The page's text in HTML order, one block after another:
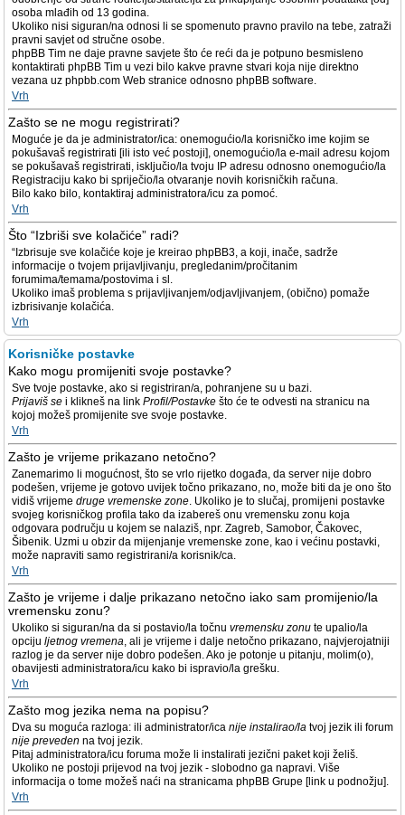
osoba mlađih od 13 godina.
Ukoliko nisi siguran/na odnosi li se spomenuto pravno pravilo na tebe, zatraži
pravni savjet od stručne osobe.
phpBB Tim ne daje pravne savjete što će reći da je potpuno besmisleno
kontaktirati phpBB Tim u vezi bilo kakve pravne stvari koja nije direktno
vezana uz phpbb.com Web stranice odnosno phpBB software.
Vrh
Zašto se ne mogu registrirati?
Moguće je da je administrator/ica: onemogućio/la korisničko ime kojim se
pokušavaš registrirati [ili isto već postoji], onemogućio/la e-mail adresu kojom
se pokušavaš registrirati, isključio/la tvoju IP adresu odnosno onemogućio/la
Registraciju kako bi spriječio/la otvaranje novih korisničkih računa.
Bilo kako bilo, kontaktiraj administratora/icu za pomoć.
Vrh
Što “Izbriši sve kolačiće” radi?
“Izbrisuje sve kolačiće koje je kreirao phpBB3, a koji, inače, sadrže
informacije o tvojem prijavljivanju, pregledanim/pročitanim
forumima/temama/postovima i sl.
Ukoliko imaš problema s prijavljivanjem/odjavljivanjem, (obično) pomaže
izbrisivanje kolačića.
Vrh
Korisničke postavke
Kako mogu promijeniti svoje postavke?
Sve tvoje postavke, ako si registriran/a, pohranjene su u bazi.
Prijaviš se i klikneš na link Profil/Postavke što će te odvesti na stranicu na
kojoj možeš promijenite sve svoje postavke.
Vrh
Zašto je vrijeme prikazano netočno?
Zanemarimo li mogućnost, što se vrlo rijetko događa, da server nije dobro
podešen, vrijeme je gotovo uvijek točno prikazano, no, može biti da je ono što
vidiš vrijeme druge vremenske zone. Ukoliko je to slučaj, promijeni postavke
svojeg korisničkog profila tako da izabereš onu vremensku zonu koja
odgovara području u kojem se nalaziš, npr. Zagreb, Samobor, Čakovec,
Šibenik. Uzmi u obzir da mijenjanje vremenske zone, kao i većinu postavki,
može napraviti samo registrirani/a korisnik/ca.
Vrh
Zašto je vrijeme i dalje prikazano netočno iako sam promijenio/la
vremensku zonu?
Ukoliko si siguran/na da si postavio/la točnu vremensku zonu te upalio/la
opciju ljetnog vremena, ali je vrijeme i dalje netočno prikazano, najvjerojatniji
razlog je da server nije dobro podešen. Ako je potonje u pitanju, molim(o),
obavijesti administratora/icu kako bi ispravio/la grešku.
Vrh
Zašto mog jezika nema na popisu?
Dva su moguća razloga: ili administrator/ica nije instalirao/la tvoj jezik ili forum
nije preveden na tvoj jezik.
Pitaj administratora/icu foruma može li instalirati jezični paket koji želiš.
Ukoliko ne postoji prijevod na tvoj jezik - slobodno ga napravi. Više
informacija o tome možeš naći na stranicama phpBB Grupe [link u podnožju].
Vrh